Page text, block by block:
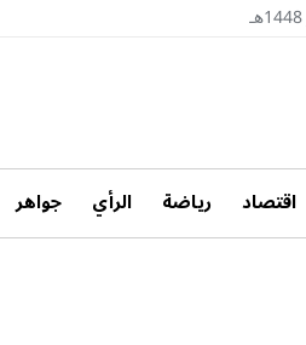
اقتصاد رياضة الرأي جواهر